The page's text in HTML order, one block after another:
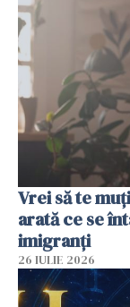
Vrei să te
arată ce se
imigranți
26 IULIE 2026